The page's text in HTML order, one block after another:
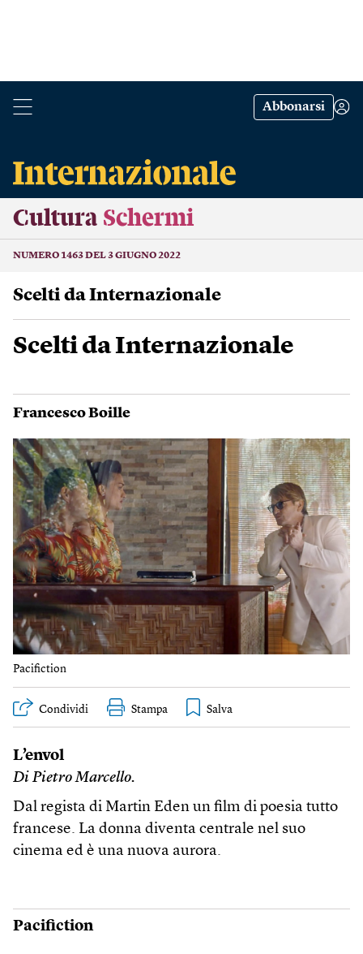
Abbonarsi
Cultura Schermi
NUMERO 1463 DEL 3 GIUGNO 2022
Scelti da Internazionale
Scelti da Internazionale
Francesco Boille
Pacifiction
Condividi Stampa
L’envol
Di Pietro Marcello.
Dal regista di Martin Eden un film di poesia tutto
francese. La donna diventa centrale nel suo
cinema ed è una nuova aurora.
Pacifiction